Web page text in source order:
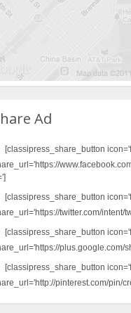
Ad
[classipress_share_button
[classipress_share_button
twitter.com/intent/
[classipress_share_button
plus.google.com/
[classipress_share_button
pinterest.com/pin/